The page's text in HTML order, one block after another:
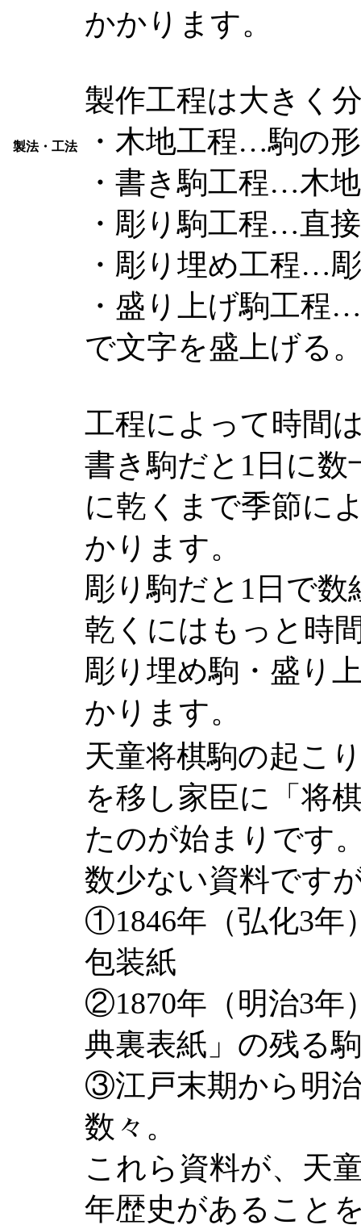
製法・工法
かかります。
製作工程は大きく
・木地工程…駒の
・書き駒工程…木
・彫り駒工程…直
・彫り埋め工程…
・盛り上げ駒工程
で文字を盛上げる
工程によって時間
書き駒だと1日に
に乾くまで季節に
かります。
彫り駒だと1日で
乾くにはもっと時
彫り埋め駒・盛り
かります。
天童将棋駒の起こ
を移し家臣に「将
たのが始まりです
数少ない資料です
①1846年（弘化3
包装紙
②1870年（明治3
典裏表紙」の残る
③江戸末期から明
数々。
これら資料が、天
年歴史があること